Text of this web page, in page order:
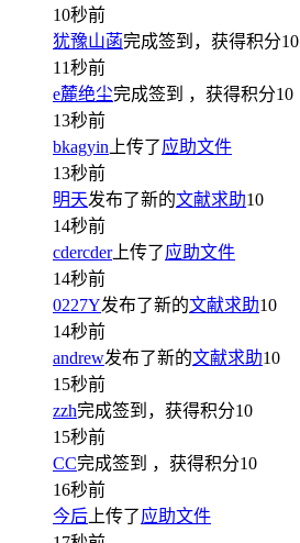
10秒前
犹豫山菡完成签到，获得积分10
11秒前
e麓绝尘完成签到 ，获得积分10
13秒前
bkagyin 上传了应助文件
13秒前
明天发布了新的文献求助10
14秒前
cdercder上传了应助文件
14秒前
0227Y发布了新的文献求助10
14秒前
andrew发布了新的文献求助10
15秒前
zzh完成签到，获得积分10
15秒前
CC完成签到 ，获得积分10
16秒前
今后 上传了应助文件